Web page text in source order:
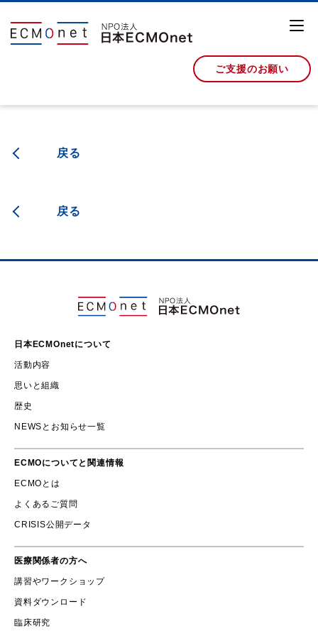
ご支援のお願い
戻る
戻る
日本ECMOnetについて
活動内容
思いと組織
歴史
NEWSとお知らせ一覧
ECMOについてと関連情報
ECMOとは
よくあるご質問
CRISIS公開データ
医療関係者の方へ
講習やワークショップ
資料ダウンロード
臨床研究